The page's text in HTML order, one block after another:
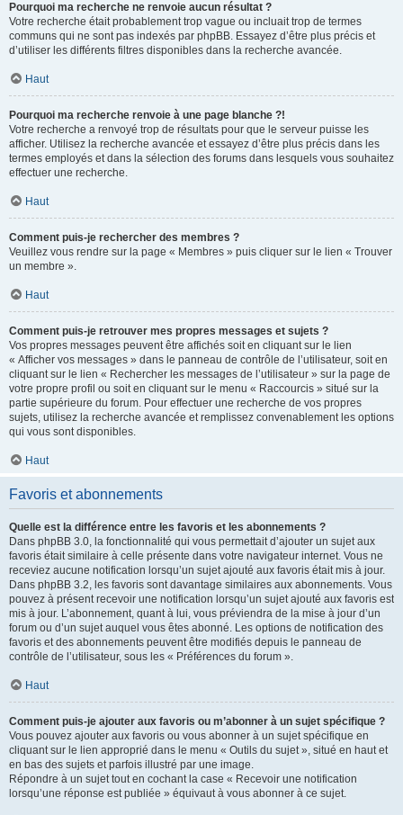
Pourquoi ma recherche ne renvoie aucun résultat ?
Votre recherche était probablement trop vague ou incluait trop de termes
communs qui ne sont pas indexés par phpBB. Essayez d’être plus précis et
d’utiliser les différents filtres disponibles dans la recherche avancée.
Haut
Pourquoi ma recherche renvoie à une page blanche ?!
Votre recherche a renvoyé trop de résultats pour que le serveur puisse les
afficher. Utilisez la recherche avancée et essayez d’être plus précis dans les
termes employés et dans la sélection des forums dans lesquels vous souhaitez
effectuer une recherche.
Haut
Comment puis-je rechercher des membres ?
Veuillez vous rendre sur la page « Membres » puis cliquer sur le lien « Trouver
un membre ».
Haut
Comment puis-je retrouver mes propres messages et sujets ?
Vos propres messages peuvent être affichés soit en cliquant sur le lien
« Afficher vos messages » dans le panneau de contrôle de l’utilisateur, soit en
cliquant sur le lien « Rechercher les messages de l’utilisateur » sur la page de
votre propre profil ou soit en cliquant sur le menu « Raccourcis » situé sur la
partie supérieure du forum. Pour effectuer une recherche de vos propres
sujets, utilisez la recherche avancée et remplissez convenablement les options
qui vous sont disponibles.
Haut
Favoris et abonnements
Quelle est la différence entre les favoris et les abonnements ?
Dans phpBB 3.0, la fonctionnalité qui vous permettait d’ajouter un sujet aux
favoris était similaire à celle présente dans votre navigateur internet. Vous ne
receviez aucune notification lorsqu’un sujet ajouté aux favoris était mis à jour.
Dans phpBB 3.2, les favoris sont davantage similaires aux abonnements. Vous
pouvez à présent recevoir une notification lorsqu’un sujet ajouté aux favoris est
mis à jour. L’abonnement, quant à lui, vous préviendra de la mise à jour d’un
forum ou d’un sujet auquel vous êtes abonné. Les options de notification des
favoris et des abonnements peuvent être modifiés depuis le panneau de
contrôle de l’utilisateur, sous les « Préférences du forum ».
Haut
Comment puis-je ajouter aux favoris ou m’abonner à un sujet spécifique ?
Vous pouvez ajouter aux favoris ou vous abonner à un sujet spécifique en
cliquant sur le lien approprié dans le menu « Outils du sujet », situé en haut et
en bas des sujets et parfois illustré par une image.
Répondre à un sujet tout en cochant la case « Recevoir une notification
lorsqu’une réponse est publiée » équivaut à vous abonner à ce sujet.